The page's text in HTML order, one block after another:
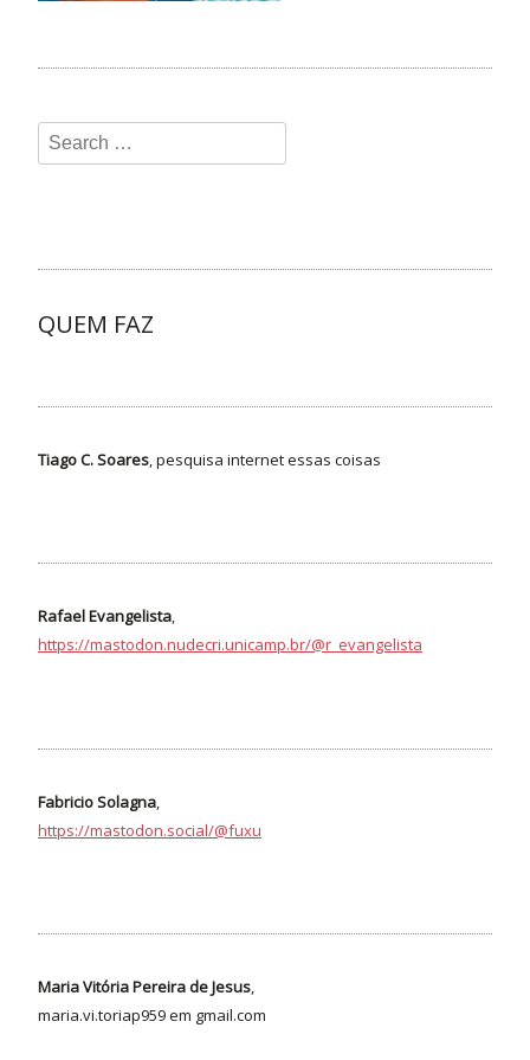
QUEM FAZ
Tiago C. Soares , pesquisa internet essas coisas
Rafael Evangelista,
https://mastodon.nudecri.unicamp.br/@r_evangelista
Fabricio Solagna
https://mastodon.social/@fuxu
Maria Vitória Pereira de Jesus,
maria.vi.toriap959 em gmail.com